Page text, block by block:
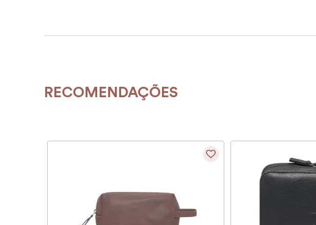
RECOMENDAÇÕES